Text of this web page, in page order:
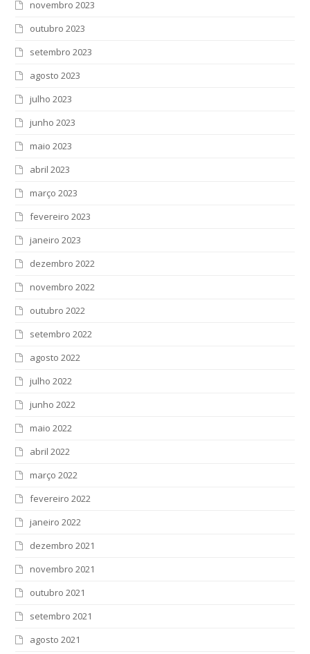
novembro 2023
outubro 2023
setembro 2023
agosto 2023
julho 2023
junho 2023
maio 2023
abril 2023
março 2023
fevereiro 2023
janeiro 2023
dezembro 2022
novembro 2022
outubro 2022
setembro 2022
agosto 2022
julho 2022
junho 2022
maio 2022
abril 2022
março 2022
fevereiro 2022
janeiro 2022
dezembro 2021
novembro 2021
outubro 2021
setembro 2021
agosto 2021